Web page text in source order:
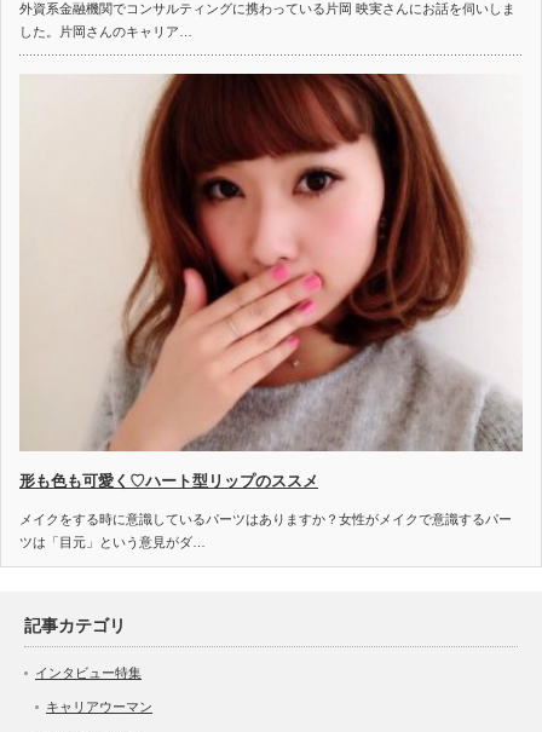
外資系金融機関でコンサルティングに携わっている片岡 映実さんにお話を伺いしま
した。片岡さんのキャリア…
形も色も可愛く♡ハート型リップのススメ
メイクをする時に意識しているパーツはありますか？女性がメイクで意識するパー
ツは「目元」という意見がダ…
記事カテゴリ
インタビュー特集
キャリアウーマン